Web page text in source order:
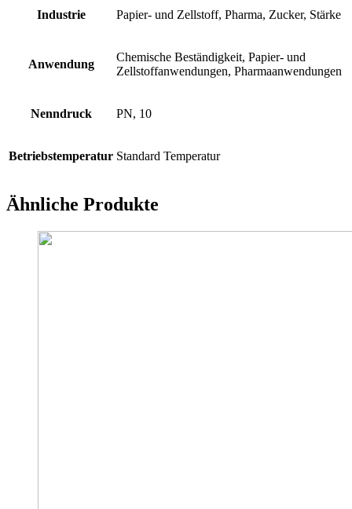
Industrie Papier- und Zellstoff, Pharma, Zucker, Stärke
Anwendung
Chemische Beständigkeit, Papier- und
Zellstoffanwendungen, Pharmaanwendungen
Nenndruck PN, 10
Betriebstemperatur Standard Temperatur
Ähnliche Produkte